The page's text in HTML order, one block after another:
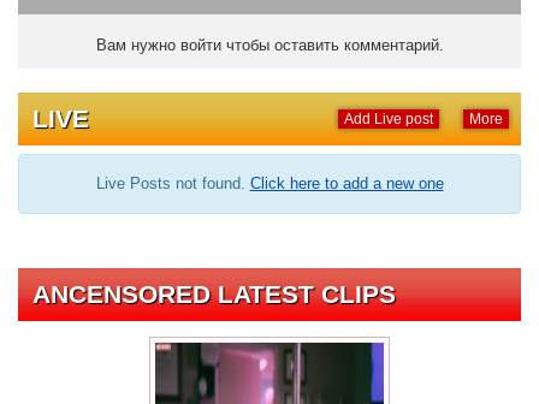
Вам нужно войти чтобы оставить комментарий.
More
Add Live post
LIVE
Live Posts not found. Click here to add a new one
ANCENSORED LATEST CLIPS